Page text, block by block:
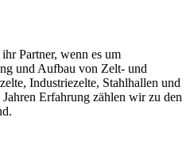
Partner, wenn es um
und Aufbau von Zelt- und
Industriezelte, Stahlhallen und
Erfahrung zählen wir zu den